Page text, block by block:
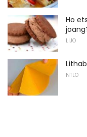
Ho
LIJO
NTLO